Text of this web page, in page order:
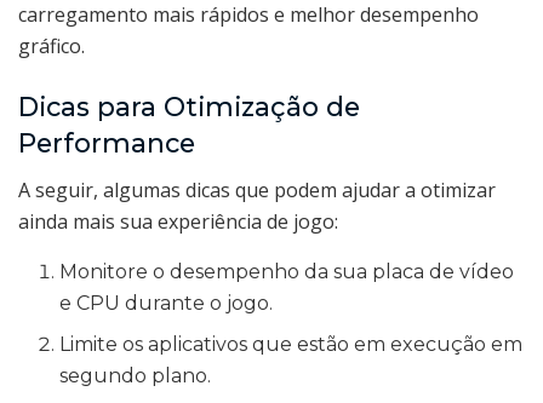
carregamento mais rápidos e melhor desempenho
gráfico.
Dicas para Otimização de
Performance
A seguir, algumas dicas que podem ajudar a otimizar
ainda mais sua experiência de jogo:
Monitore o desempenho da sua placa de vídeo
e CPU durante o jogo.
Limite os aplicativos que estão em execução em
segundo plano.